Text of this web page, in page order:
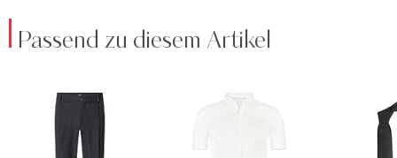
Passend zu diesem Artikel